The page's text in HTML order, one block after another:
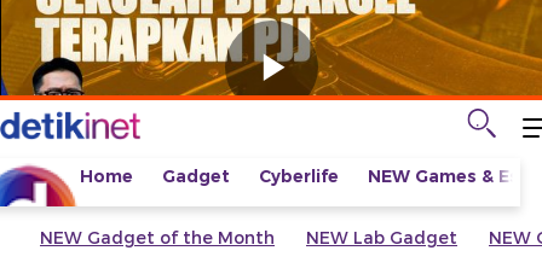
Home Gadget Cyberlife NEW Games &
NEW Gadget of the Month NEW Lab Gadget NEW